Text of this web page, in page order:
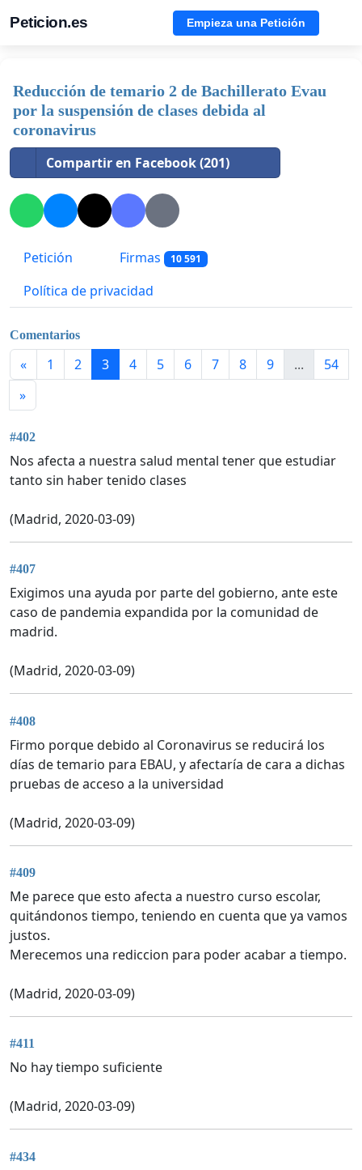
Peticion.es Empieza una Petición
Reducción de temario 2 de Bachillerato Evau
por la suspensión de clases debida al
coronavirus
Compartir en Facebook (201)
Petición Firmas 10 591
Política de privacidad
Comentarios
« 1 2 3 4 5 6 7 8 9 ...
54
»
#402
Nos afecta a nuestra salud mental tener que estudiar
tanto sin haber tenido clases
(Madrid, 2020-03-09)
#407
Exigimos una ayuda por parte del gobierno, ante este
caso de pandemia expandida por la comunidad de
madrid.
(Madrid, 2020-03-09)
#408
Firmo porque debido al Coronavirus se reducirá los
días de temario para EBAU, y afectaría de cara a dichas
pruebas de acceso a la universidad
(Madrid, 2020-03-09)
#409
Me parece que esto afecta a nuestro curso escolar,
quitándonos tiempo, teniendo en cuenta que ya vamos
justos.
Merecemos una rediccion para poder acabar a tiempo.
(Madrid, 2020-03-09)
#411
No hay tiempo suficiente
(Madrid, 2020-03-09)
#434